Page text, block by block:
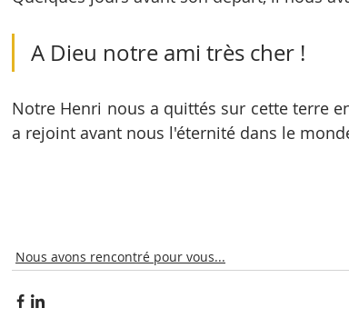
A Dieu notre ami très cher !
Notre Henri nous a quittés sur cette terre
a rejoint avant nous l'éternité dans le
Nous avons rencontré pour vous...